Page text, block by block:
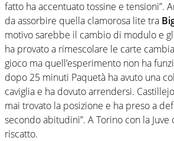
fatto ha accentuato tossine e tensioni”.
da assorbire quella clamorosa lite tra
motivo sarebbe il cambio di modulo e
ha provato a rimescolare le carte
gioco ma quell’esperimento non ha
dopo 25 minuti Paquetà ha avuto una
caviglia e ha dovuto arrendersi.
mai trovato la posizione e ha preso a
secondo abitudini”. A Torino con la Juve
riscatto.